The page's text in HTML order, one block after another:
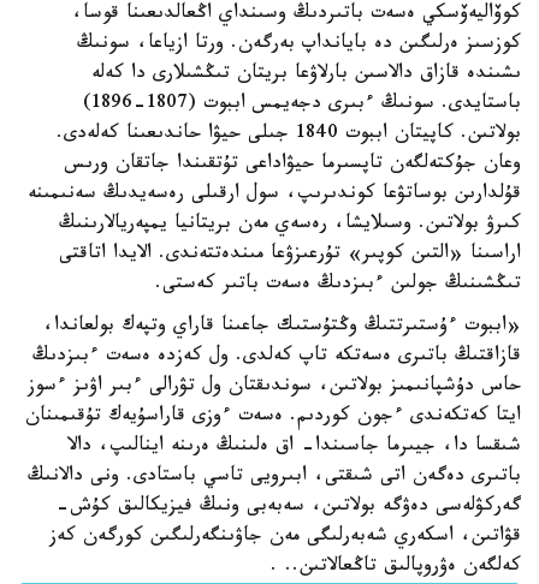
كوۆاليەۆسكي ەسەت باتىردىڭ وسىنداي اڭعالدىعىنا قوسا،
كوزسىز ەرلىگىن دە بايانداپ بەرگەن. ورتا ازياعا، سونىڭ
ىشىندە قازاق دالاسىن بارلاۋعا بريتان تىڭشىلارى دا كەلە
باستايدى. سونىڭ ءبىرى دجەيمس اببوت (1807-1896)
بولاتىن. كاپيتان اببوت 1840 جىلى حيۋا حاندىعىنا كەلەدى.
وعان جۇكتەلگەن تاپسىرما حيۋاداعى تۇتقىندا جاتقان ورىس
قۇلدارىن بوساتۋعا كوندىرىپ، سول ارقىلى رەسەيدىڭ سەنىمىنە
كىرۋ بولاتىن. وسىلايشا، رەسەي مەن بريتانيا يمپەريالارىنىڭ
اراسىنا «التىن كوپىر» تۇرعىزۋعا مىندەتتەندى. الايدا اتاقتى
تىڭشىنىڭ جولىن ءبىزدىڭ ەسەت باتىر كەستى.
«اببوت ءۇستىرتتىڭ وڭتۇستىك جاعىنا قاراي وتپەك بولعاندا،
قازاقتىڭ باتىرى ەسەتكە تاپ كەلدى. ول كەزدە ەسەت ءبىزدىڭ
حاس دۇشپانىمىز بولاتىن، سوندىقتان ول تۋرالى ءبىر اۋىز ءسوز
ايتا كەتكەندى ءجون كوردىم. ەسەت ءوزى قاراسۇيەك تۇقىمىنان
شىقسا دا، جيىرما جاسىندا- اق ەلىنىڭ ەرىنە اينالىپ، دالا
باتىرى دەگەن اتى شىقتى، ابىرويى تاسي باستادى. ونى دالانىڭ
گەركۋلەسى دەۋگە بولاتىن، سەبەبى ونىڭ فيزيكالىق كۇش-
قۋاتىن، اسكەري شەبەرلىگى مەن جاۋىنگەرلىگىن كورگەن كەز
كەلگەن ەۋروپالىق تاڭعالاتىن.. .